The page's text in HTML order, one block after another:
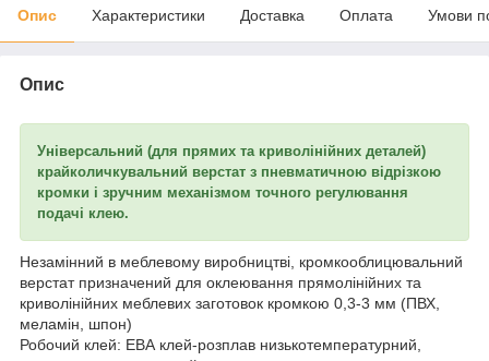
Опис Характеристики Доставка Оплата Умови
Опис
Універсальний (для прямих та криволінійних деталей)
крайколичкувальний верстат з пневматичною відрізкою
кромки і зручним механізмом точного регулювання
подачі клею.
Незамінний в меблевому виробництві, кромкооблицювальний
верстат призначений для оклеювання прямолінійних та
криволінійних меблевих заготовок кромкою 0,3-3 мм (ПВХ,
меламін, шпон)
Робочий клей: ЕВА клей-розплав низькотемпературний,